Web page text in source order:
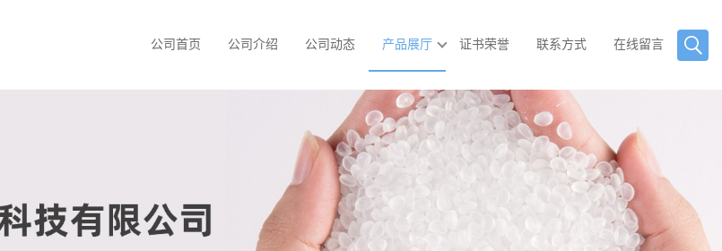
公司首页 公司介绍 公司动态 产品展厅 证书荣誉 联系方式 在线留言